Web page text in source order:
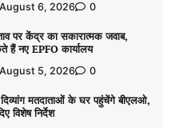
August 6, 2026 0
पर केंद्र का सकारात्मक जवाब,
नए EPFO कार्यालय
August 5, 2026 0
मतदाताओं के घर पहुंचेंगे बीएलओ,
विशेष निर्देश